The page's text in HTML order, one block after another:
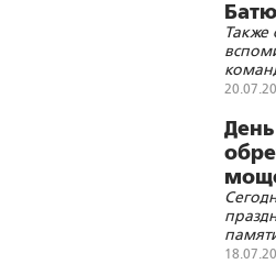
Также
День
кн.